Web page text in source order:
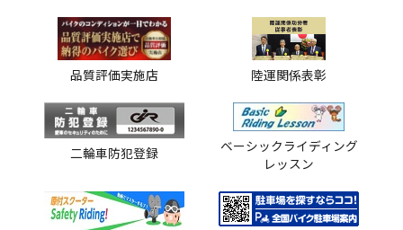
品質評価実施店 陸運関係表彰
二輪車防犯登録
ベーシックライディング
レッスン